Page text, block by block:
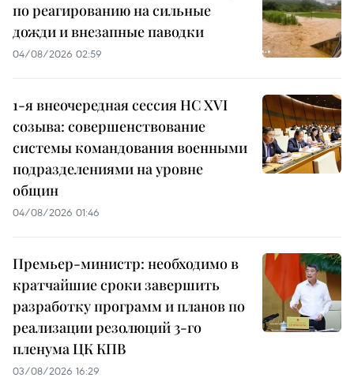
по реагированию на сильные
дожди и внезапные паводки
04/08/2026 02:59
1-я внеочередная сессия НС XVI
созыва: совершенствование
системы командования военными
подразделениями на уровне
общин
04/08/2026 01:46
Премьер-министр: необходимо в
кратчайшие сроки завершить
разработку программ и планов по
реализации резолюций 3-го
пленума ЦК КПВ
03/08/2026 16:29